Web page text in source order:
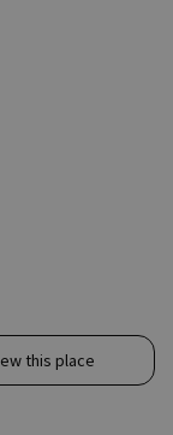
this place